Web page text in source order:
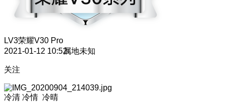
LV3荣耀V30 Pro
2021-01-12 10:52属地未知
关注
冷清 冷情 冷晴